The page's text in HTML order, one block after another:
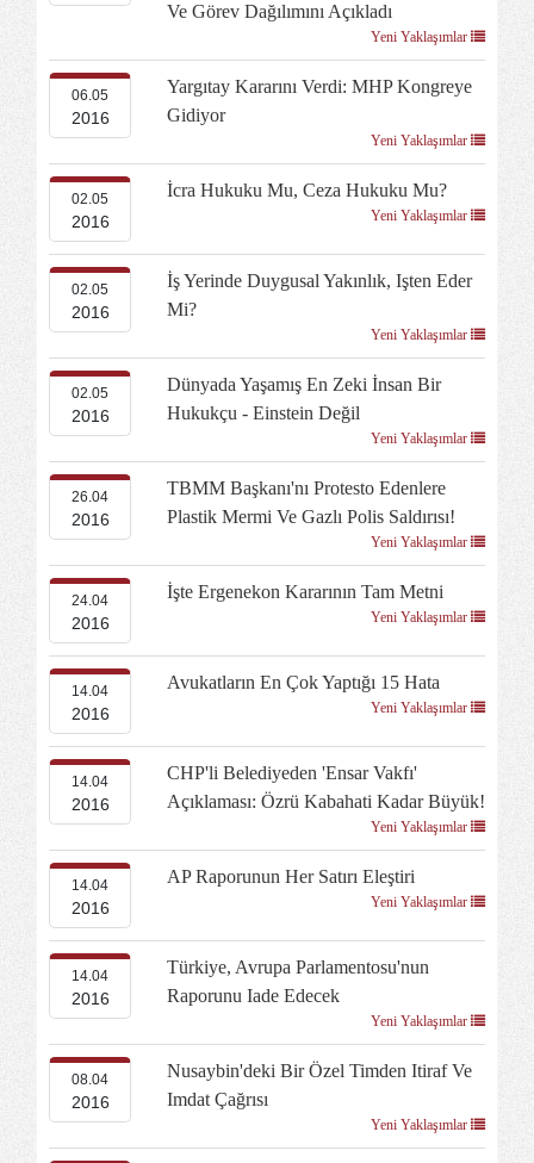
Ve Görev Dağılımını Açıkladı
Yeni Yaklaşımlar
06.05
2016
Yargıtay Kararını Verdi: MHP Kongreye
Gidiyor
Yeni Yaklaşımlar
02.05
2016
İcra Hukuku Mu, Ceza Hukuku Mu?
Yeni Yaklaşımlar
02.05
2016
İş Yerinde Duygusal Yakınlık, Işten Eder
Mi?
Yeni Yaklaşımlar
02.05
2016
Dünyada Yaşamış En Zeki İnsan Bir
Hukukçu - Einstein Değil
Yeni Yaklaşımlar
26.04
2016
TBMM Başkanı'nı Protesto Edenlere
Plastik Mermi Ve Gazlı Polis Saldırısı!
Yeni Yaklaşımlar
24.04
2016
İşte Ergenekon Kararının Tam Metni
Yeni Yaklaşımlar
14.04
2016
Avukatların En Çok Yaptığı 15 Hata
Yeni Yaklaşımlar
14.04
2016
CHP'li Belediyeden 'Ensar Vakfı'
Açıklaması: Özrü Kabahati Kadar Büyük!
Yeni Yaklaşımlar
14.04
2016
AP Raporunun Her Satırı Eleştiri
Yeni Yaklaşımlar
14.04
2016
Türkiye, Avrupa Parlamentosu'nun
Raporunu Iade Edecek
Yeni Yaklaşımlar
08.04
2016
Nusaybin'deki Bir Özel Timden Itiraf Ve
Imdat Çağrısı
Yeni Yaklaşımlar